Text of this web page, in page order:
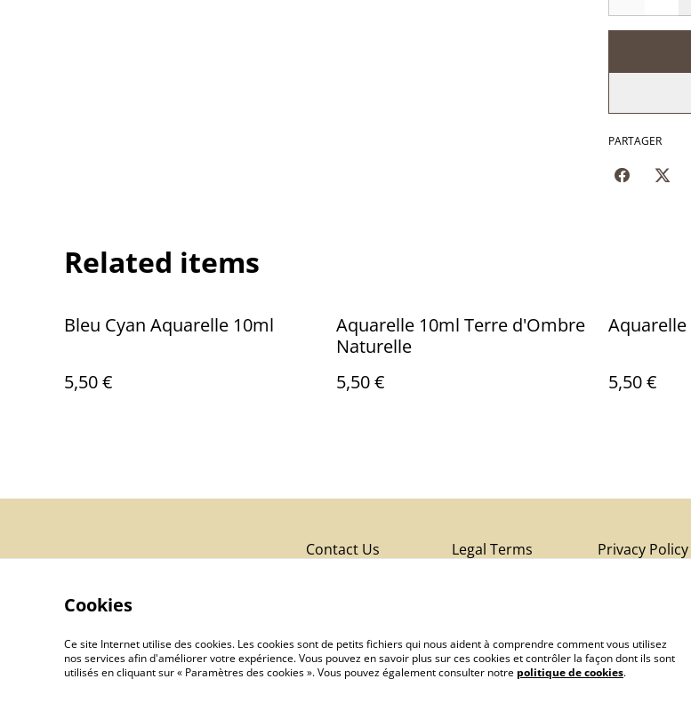
PARTAGER
Related items
Bleu Cyan Aquarelle 10ml
5,50 €
Aquarelle 10ml Terre d'Ombre
Naturelle
5,50 €
Aquarelle
5,50 €
Contact Us Legal Terms Privacy Policy
©2026 Cooperative des Couleurs
Cookies
Ce site Internet utilise des cookies. Les cookies sont de petits fichiers qui nous aident à comprendre comment vous utilisez
nos services afin d'améliorer votre expérience. Vous pouvez en savoir plus sur ces cookies et contrôler la façon dont ils sont
utilisés en cliquant sur « Paramètres des cookies ». Vous pouvez également consulter notre politique de cookies.